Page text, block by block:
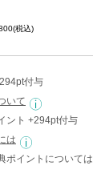
(税込)
付与
いて
ント +294pt付与
は
ポイントについては